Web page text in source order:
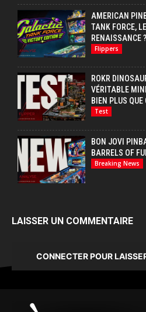
AMERICAN
TANK FORCE,
RENAISSANCE ?
Flippers
ROKR
VÉRITABLE
BIEN PLUS QUE
Test
BON JOVI
BARRELS OF
Breaking News
LAISSER UN COMMENTAIRE
CONNECTER POUR